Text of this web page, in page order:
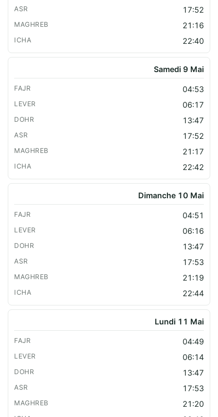
17:52
21:16
22:40
Samedi 9 Mai
04:53
06:17
13:47
17:52
21:17
22:42
Dimanche 10 Mai
04:51
06:16
13:47
17:53
21:19
22:44
Lundi 11 Mai
04:49
06:14
13:47
17:53
21:20